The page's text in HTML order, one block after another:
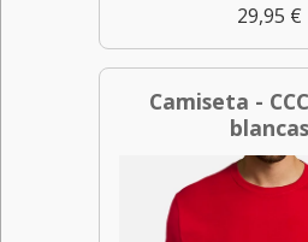
29,95 €
Camiseta -
blancas